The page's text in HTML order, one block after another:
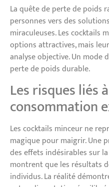
La quête de perte de poids
personnes vers des
miraculeuses. Les cocktails
options attractives, mais
analyse objective. Un mode
perte de poids durable.
Les risques liés
consommation
Les cocktails minceur ne
magique pour maigrir. Une
des effets indésirables sur
montrent que les résultats
individus. La réalité